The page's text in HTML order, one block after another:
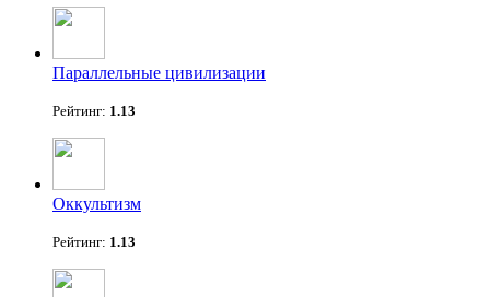
Параллельные цивилизации
Рейтинг: 1.13
Оккультизм
Рейтинг: 1.13